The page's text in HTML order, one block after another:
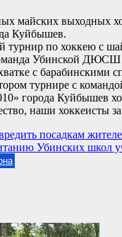
майских выходных
Куйбышев.
по хоккею с
Убинской ДЮСШ
с барабинскими
турнире с
города Куйбышев
наши хоккеисты
посадкам
Убинских школ